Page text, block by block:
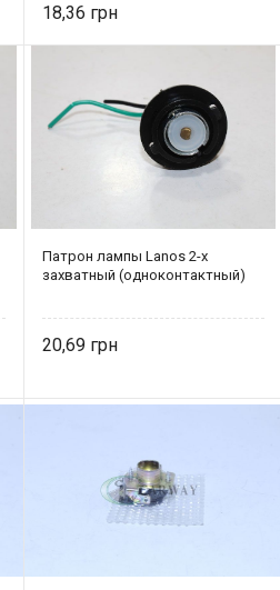
18,36
Патрон лампы Lanos 2-х
захватный (одноконтактный)
20,69